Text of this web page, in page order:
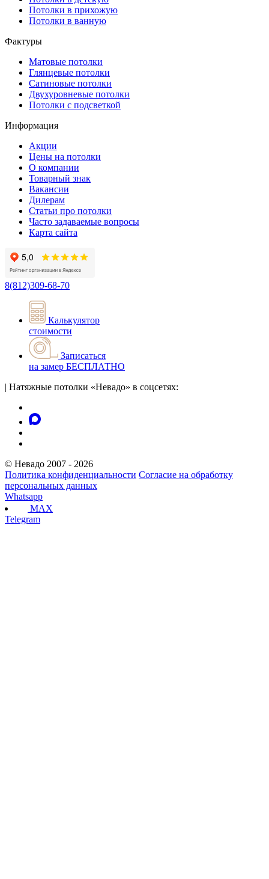
Потолки в прихожую
Потолки в ванную
Фактуры
Матовые потолки
Глянцевые потолки
Сатиновые потолки
Двухуровневые потолки
Потолки с подсветкой
Информация
Акции
Цены на потолки
О компании
Товарный знак
Вакансии
Дилерам
Статьи про потолки
Часто задаваемые вопросы
Карта сайта
8(812)309-68-70
Калькулятор
стоимости
Записаться
на замер БЕСПЛАТНО
| Натяжные потолки «Невадо» в соцсетях:
© Невадо 2007 - 2026
Политика конфиденциальности Согласие на обработку
персональных данных
Whatsapp
MAX
Telegram